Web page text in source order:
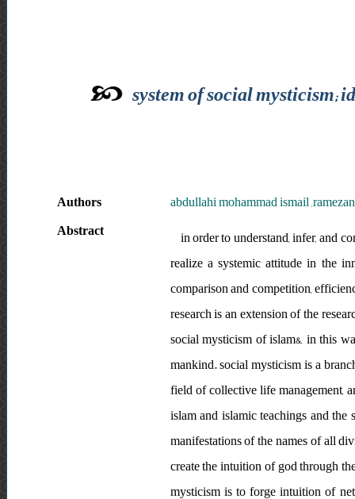
system of social mysticism;
Authors
abdullahi mohammad ismail
Abstract
in order to understand, infer, and
realize a systemic attitude in the
comparison and competition,
research is an extension of the
social mysticism of islam&, in this
mankind. social mysticism is a
field of collective life management,
islam and islamic teachings and
manifestations of the names of all
create the intuition of god through
mysticism is to forge intuition of